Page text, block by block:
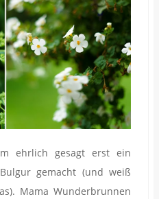
ehrlich gesagt erst ein
gemacht (und weiß
Mama Wunderbrunnen